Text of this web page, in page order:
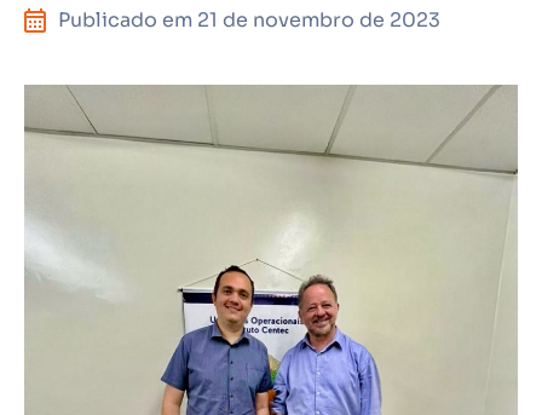
Publicado em 21 de novembro de 2023